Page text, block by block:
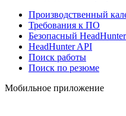
Производственный
Требования к ПО
Безопасный HeadHunter
HeadHunter API
Поиск работы
Поиск по резюме
Мобильное приложение